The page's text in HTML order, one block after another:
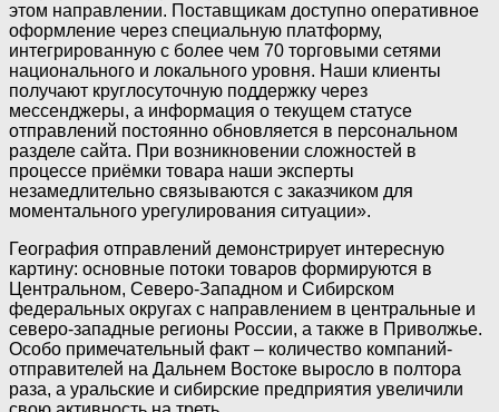
этом направлении. Поставщикам доступно оперативное
оформление через специальную платформу,
интегрированную с более чем 70 торговыми сетями
национального и локального уровня. Наши клиенты
получают круглосуточную поддержку через
мессенджеры, а информация о текущем статусе
отправлений постоянно обновляется в персональном
разделе сайта. При возникновении сложностей в
процессе приёмки товара наши эксперты
незамедлительно связываются с заказчиком для
моментального урегулирования ситуации».
География отправлений демонстрирует интересную
картину: основные потоки товаров формируются в
Центральном, Северо-Западном и Сибирском
федеральных округах с направлением в центральные и
северо-западные регионы России, а также в Приволжье.
Особо примечательный факт – количество компаний-
отправителей на Дальнем Востоке выросло в полтора
раза, а уральские и сибирские предприятия увеличили